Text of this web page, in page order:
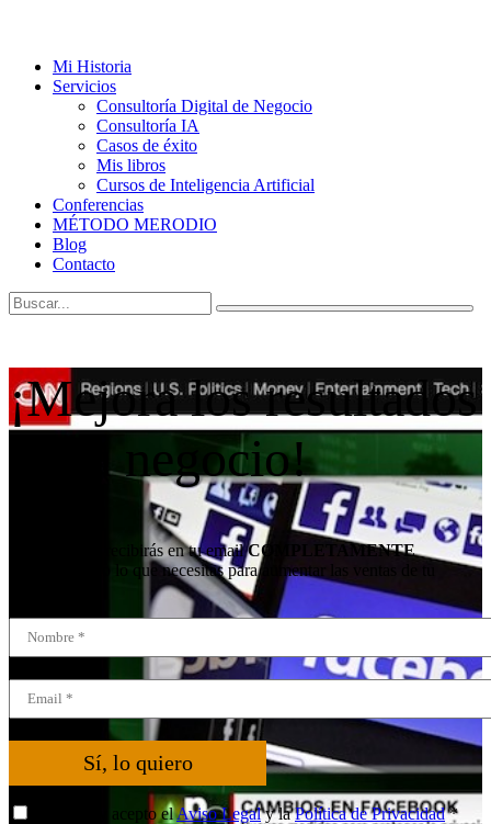
Mi Historia
Servicios
Consultoría Digital de Negocio
Consultoría IA
Casos de éxito
Mis libros
Cursos de Inteligencia Artificial
Conferencias
MÉTODO MERODIO
Blog
Contacto
¡Mejora los resultados
de tu negocio!
En 3 minutos recibirás en tu emailCOMPLETAMENTE
todo lo que necesitas para aumentar las ventas de tu
Sí, lo quiero
He leído y acepto elAviso Legaly laPolítica de Privacidad*